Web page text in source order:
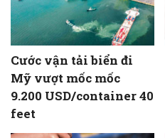
Cước vận tải biển đi
Mỹ vượt mốc mốc
9.200 USD/container 40
feet